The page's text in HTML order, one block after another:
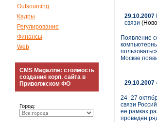
Outsourcing
Кадры
Регулирование
Финансы
Web
CMS Magazine: стоимость
создания корп. сайта в
Приволжском ФО
Город:
29.10.2007
связи
Появление
Москве
29.10.2007
24 -27
связи
ее рамках
проведен